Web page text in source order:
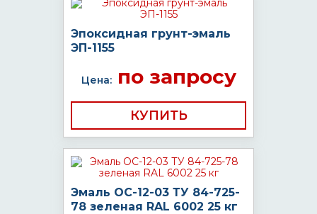
Эпоксидная грунт-эмаль
ЭП-1155
Цена:по запросу
КУПИТЬ
Эмаль ОС-12-03 ТУ 84-725-
78 зеленая RAL 6002 25 кг